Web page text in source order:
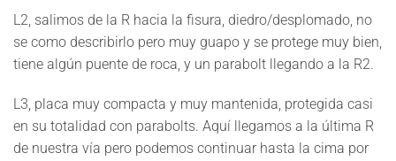
L2, salimos de la R hacia la fisura, diedro/desplomado, no
se como describirlo pero muy guapo y se protege muy bien,
tiene algún puente de roca, y un parabolt llegando a la R2.
L3, placa muy compacta y muy mantenida, protegida casi
en su totalidad con parabolts. Aquí llegamos a la última R
de nuestra vía pero podemos continuar hasta la cima por